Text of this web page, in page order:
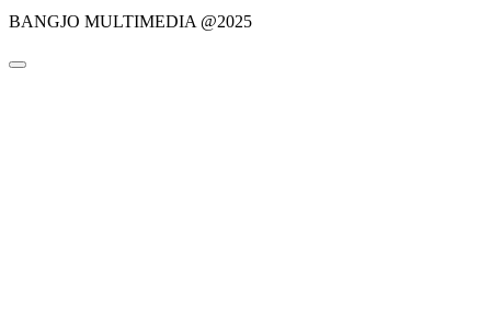
BANGJO MULTIMEDIA @2025